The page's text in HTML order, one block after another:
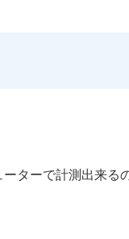
ターで計測出来る